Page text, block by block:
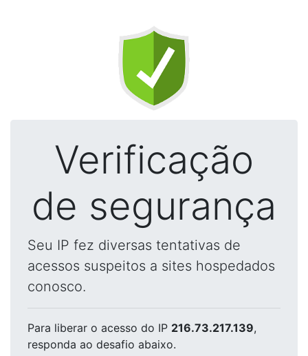
Verificação
de segurança
Seu IP fez diversas tentativas de
acessos suspeitos a sites hospedados
conosco.
Para liberar o acesso do IP 216.73.217.139,
responda ao desafio abaixo.